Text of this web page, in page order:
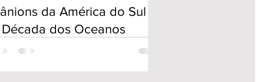
da América do Sul e
dos Oceanos